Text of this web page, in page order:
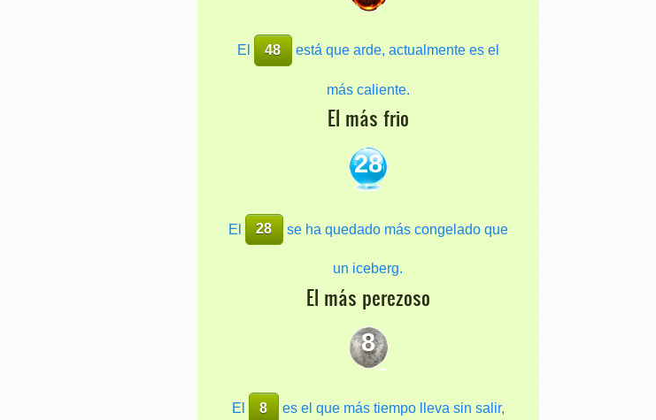
El 48 está que arde, actualmente es el
más caliente.
El más frio
28
El 28 se ha quedado más congelado que
un iceberg.
El más perezoso
8
El 8 es el que más tiempo lleva sin salir,